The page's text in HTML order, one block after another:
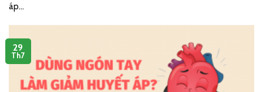
áp...
29
Th7